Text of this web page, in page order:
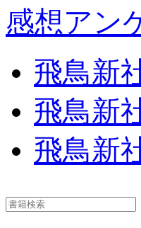
感想アン
飛鳥新
飛鳥新
飛鳥新